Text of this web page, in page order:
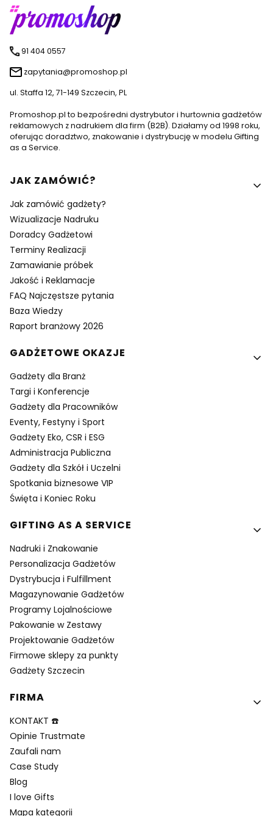
91 404 0557
zapytania@promoshop.pl
ul. Staffa 12, 71-149 Szczecin, PL
Promoshop.pl to bezpośredni dystrybutor i hurtownia gadżetów
reklamowych z nadrukiem dla firm (B2B). Działamy od 1998 roku,
oferując doradztwo, znakowanie i dystrybucję w modelu Gifting
as a Service.
Linki w stopce
JAK ZAMÓWIĆ?
Jak zamówić gadżety?
Wizualizacje Nadruku
Doradcy Gadżetowi
Terminy Realizacji
Zamawianie próbek
Jakość i Reklamacje
FAQ Najczęstsze pytania
Baza Wiedzy
Raport branżowy 2026
GADŻETOWE OKAZJE
Gadżety dla Branż
Targi i Konferencje
Gadżety dla Pracowników
Eventy, Festyny i Sport
Gadżety Eko, CSR i ESG
Administracja Publiczna
Gadżety dla Szkół i Uczelni
Spotkania biznesowe VIP
Święta i Koniec Roku
GIFTING AS A SERVICE
Nadruki i Znakowanie
Personalizacja Gadżetów
Dystrybucja i Fulfillment
Magazynowanie Gadżetów
Programy Lojalnościowe
Pakowanie w Zestawy
Projektowanie Gadżetów
Firmowe sklepy za punkty
Gadżety Szczecin
FIRMA
KONTAKT ☎️
Opinie Trustmate
Zaufali nam
Case Study
Blog
I love Gifts
Mapa kategorii